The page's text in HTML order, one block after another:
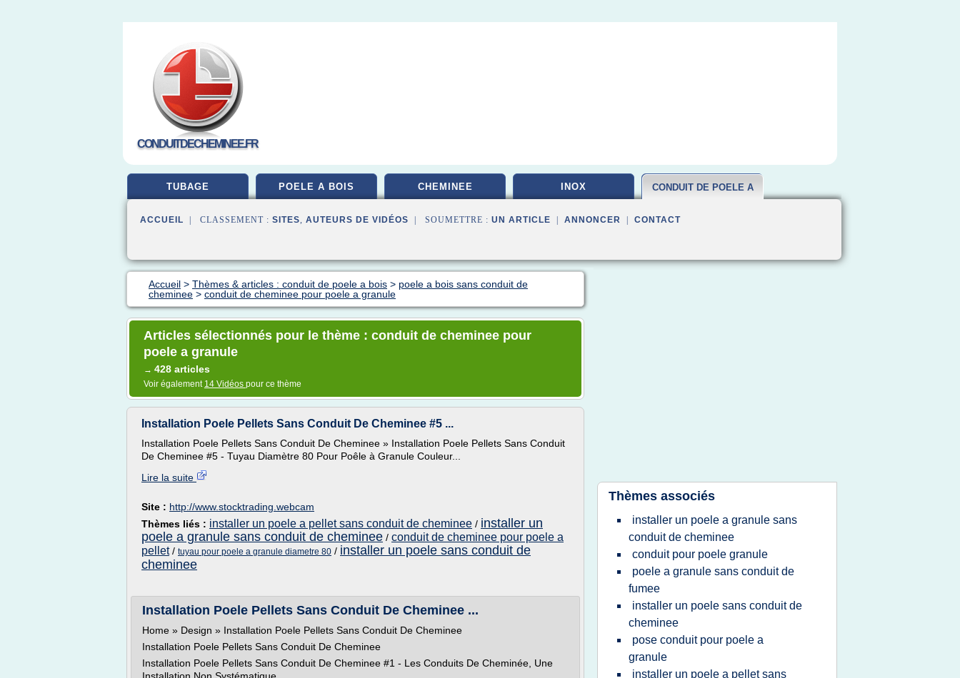
CONDUITDECHEMINEE.FR
TUBAGE POELE A BOIS CHEMINEE INOX CONDUIT DE POELE A
ACCUEIL | CLASSEMENT : SITES, AUTEURS DE VIDÉOS | SOUMETTRE : UN ARTICLE ANNONCER CONTACT
Accueil > Thèmes & articles : conduit de poele a bois > poele a bois sans conduit de
cheminee > conduit de cheminee pour poele a granule
Articles sélectionnés pour le thème : conduit de cheminee pour
poele a granule
→ 428 articles
Voir également 14 Vidéos pour ce thème
Installation Poele Pellets Sans Conduit De Cheminee #5 ...
Installation Poele Pellets Sans Conduit De Cheminee » Installation Poele Pellets Sans Conduit
De Cheminee #5 - Tuyau Diamètre 80 Pour Poêle à Granule Couleur...
Lire la suite
Site : http://www.stocktrading.webcam
Thèmes liés : installer un poele a pellet sans conduit de cheminee / installer un
poele a granule sans conduit de cheminee / conduit de cheminee pour poele a
pellet/ tuyau pour poele a granule diametre 80 / installer un poele sans conduit de
cheminee
Installation Poele Pellets Sans Conduit De Cheminee ...
Home » Design » Installation Poele Pellets Sans Conduit De Cheminee
Installation Poele Pellets Sans Conduit De Cheminee
Installation Poele Pellets Sans Conduit De Cheminee #1 - Les Conduits De Cheminée, Une
Thèmes associés
installer un poele a granule sans
conduit de cheminee
conduit pour poele granule
poele a granule sans conduit de
fumee
installer un poele sans conduit de
cheminee
pose conduit pour poele a
granule
installer un poele a pellet sans